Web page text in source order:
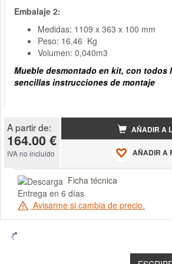
Embalaje 2:
Medidas: 1109 x 363 x 100 mm
Peso: 16,46 Kg
Volumen: 0,040m3
Mueble desmontado en kit, con todos
sencillas instrucciones de montaje
A partir de:
164.00 €
IVA no incluido
AÑADIR A
AÑADIR A
Ficha técnica
Entrega en 6 días
Avisarme si cambia de precio.